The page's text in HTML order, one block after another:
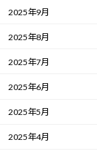
2025年9月
2025年8月
2025年7月
2025年6月
2025年5月
2025年4月